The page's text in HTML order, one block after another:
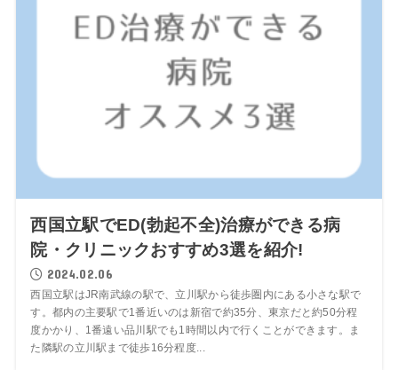
西国立駅でED(勃起不全)治療ができる病
院・クリニックおすすめ3選を紹介!
2024.02.06
西国立駅はJR南武線の駅で、立川駅から徒歩圏内にある小さな駅で
す。都内の主要駅で1番近いのは新宿で約35分、東京だと約50分程
度かかり、1番遠い品川駅でも1時間以内で行くことができます。ま
た隣駅の立川駅まで徒歩16分程度...